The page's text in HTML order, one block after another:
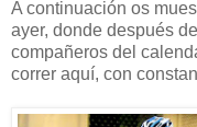
A continuación os
ayer, donde después
compañeros del
correr aquí, con